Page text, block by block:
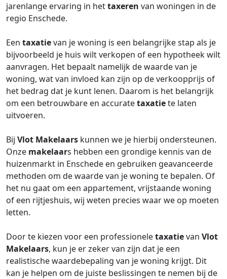
jarenlange ervaring in hettaxeren van woningen in de
regio Enschede.
Een taxatievan je woning is een belangrijke stap als je
bijvoorbeeld je huis wilt verkopen of een hypotheek wilt
aanvragen. Het bepaalt namelijk de waarde van je
woning, wat van invloed kan zijn op de verkoopprijs of
het bedrag dat je kunt lenen. Daarom is het belangrijk
om een betrouwbare en accuratetaxatiete laten
uitvoeren.
Bij Vlot Makelaars kunnen we je hierbij ondersteunen.
Onze makelaars hebben een grondige kennis van de
huizenmarkt in Enschede en gebruiken geavanceerde
methoden om de waarde van je woning te bepalen. Of
het nu gaat om een appartement, vrijstaande woning
of een rijtjeshuis, wij weten precies waar we op moeten
letten.
Door te kiezen voor een professioneletaxatievan Vlot
Makelaars, kun je er zeker van zijn dat je een
realistische waardebepaling van je woning krijgt. Dit
kan je helpen om de juiste beslissingen te nemen bij de